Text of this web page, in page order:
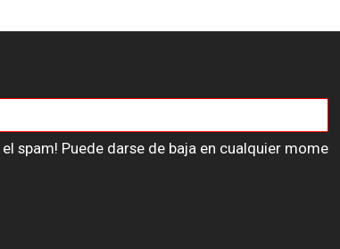
spam! Puede darse de baja en cualquier mome